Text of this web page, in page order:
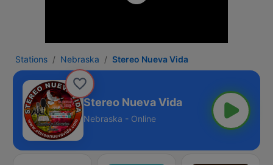
Stations Nebraska Stereo Nueva Vida
Stereo Nueva Vida
Nebraska - Online